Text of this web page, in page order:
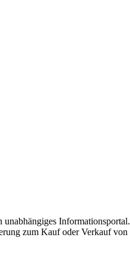
unabhängiges
zum Kauf oder Verkauf